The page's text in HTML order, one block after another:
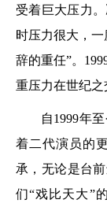
受着巨大压力
时压力很大，
辞的重任”。
重压力在世纪之
自1999年
着二代演员的
承，无论是台
们“戏比天大”